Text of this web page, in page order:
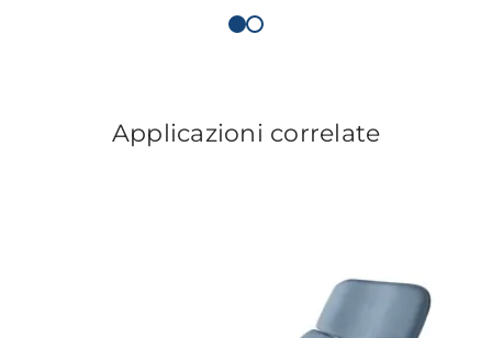
Applicazioni correlate